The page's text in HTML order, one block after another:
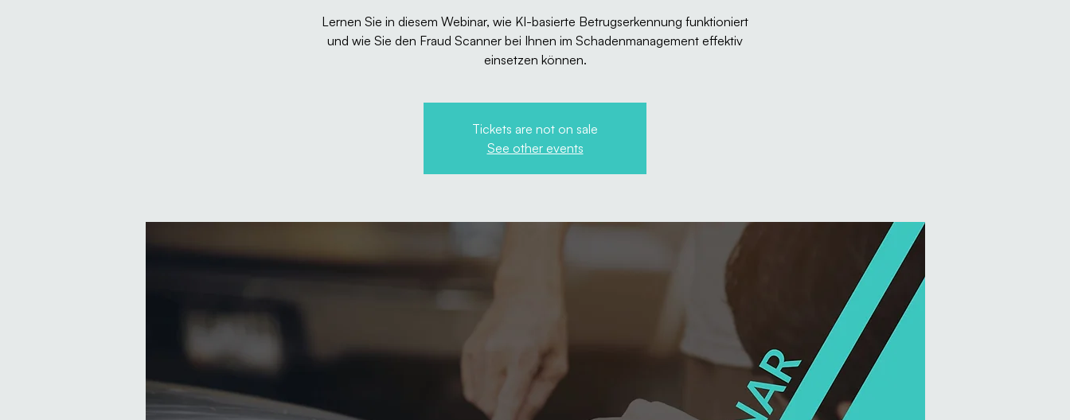
Lernen Sie in diesem Webinar, wie KI-basierte Betrugserkennung funktioniert
und wie Sie den Fraud Scanner bei Ihnen im Schadenmanagement effektiv
einsetzen können.
Tickets are not on sale
See other events